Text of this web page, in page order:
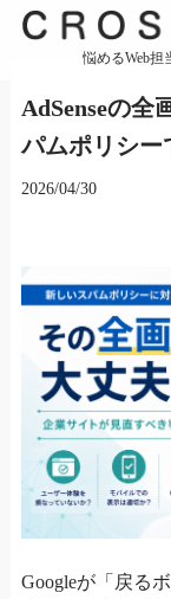
悩めるWeb担
AdSenseの全
パムポリシー
2026/04/30
Googleが「戻る